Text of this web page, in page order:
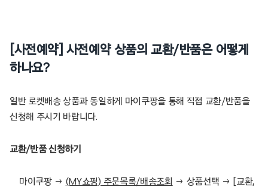
[사전예약] 사전예약 상품의 교환/반품은 어떻게
하나요?
일반 로켓배송 상품과 동일하게 마이쿠팡을 통해 직접 교환/반품을
신청해 주시기 바랍니다.
교환/반품 신청하기
마이쿠팡 → (MY쇼핑) 주문목록/배송조회
→ 상품선택 → [교환,